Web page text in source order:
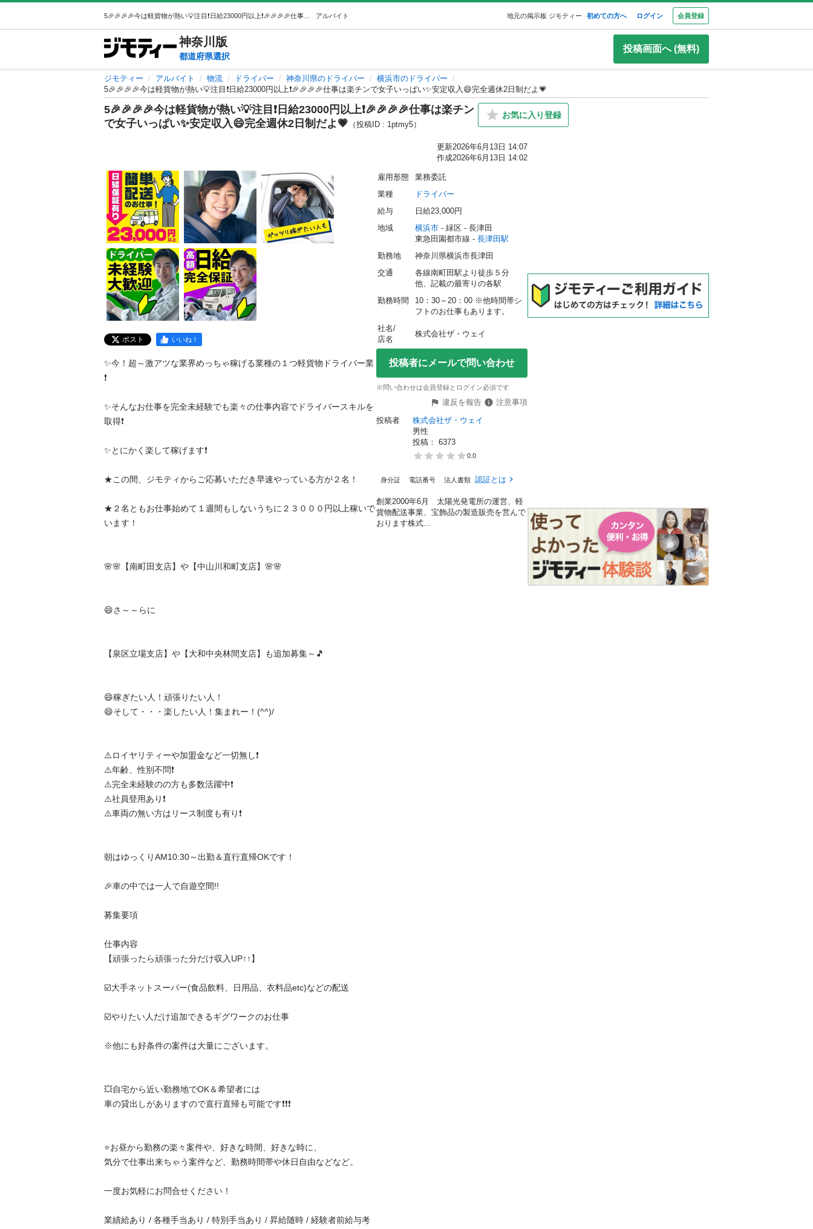
アルバイト 地元の掲示板 ジモティー 初めての方へ ログイン 会員登録
神奈川 版
都道府県選択
投稿画面へ (無料)
ジモティー アルバイト 物流 ドライバー 神奈川県のドライバー
横浜市のドライバー
5🎉🎉🎉🎉今は軽貨物が熱い💡注目❗️日給23000円以上❗️🎉🎉🎉🎉仕事は楽チンで女子いっぱい✨安定収入😄完全週休2日制だよ💗
5🎉🎉🎉🎉今は軽貨物が熱い💡注目❗️日給23000円以上❗️🎉🎉🎉🎉仕事は楽チン
で女子いっぱい✨安定収入😄完全週休2日制だよ💗 （投稿ID : 1ptmy5）
お気に入り登録
更新2026年6月13日 14:07
作成2026年6月13日 14:02
ポスト いいね！
✨今！超～激アツな業界めっちゃ稼げる業種の１つ軽貨物ドライバー業
❗️
✨そんなお仕事を完全未経験でも楽々の仕事内容でドライバースキルを
取得❗️
✨とにかく楽して稼げます❗️
★この間、ジモティからご応募いただき早速やっている方が２名！
★２名ともお仕事始めて１週間もしないうちに２３０００円以上稼いで
います！
🌸🌸【南町田支店】や【中山川和町支店】🌸🌸
😄さ～～らに
【泉区立場支店】や【大和中央林間支店】も追加募集～🎵
😄稼ぎたい人！頑張りたい人！
😄そして・・・楽したい人！集まれー！(^^)/
⚠️ロイヤリティーや加盟金など一切無し❗️
⚠️年齢、性別不問❗️
⚠️完全未経験のの方も多数活躍中❗️
⚠️社員登用あり❗️
⚠️車両の無い方はリース制度も有り❗️
朝はゆっくりAM10:30～出勤＆直行直帰OKです！
🎉車の中では一人で自遊空間!!
募集要項
仕事内容
【頑張ったら頑張った分だけ収入UP↑↑】
☑️大手ネットスーパー(食品飲料、日用品、衣料品etc)などの配送
☑️やりたい人だけ追加できるギグワークのお仕事
※他にも好条件の案件は大量にございます。
💥自宅から近い勤務地でOK＆希望者には
車の貸出しがありますので直行直帰も可能です❗️❗️❗️
⭐️お昼から勤務の楽々案件や、好きな時間、好きな時に、
気分で仕事出来ちゃう案件など、勤務時間帯や休日自由などなど。
一度お気軽にお問合せください！
業績給あり / 各種手当あり / 特別手当あり / 昇給随時 / 経験者前給与考
雇用形態
業務委託
業種
ドライバー
給与
日給23,000円
地域
横浜市 - 緑区 - 長津田
東急田園都市線 - 長津田駅
勤務地
神奈川県横浜市長津田
交通
各線南町田駅より徒歩５分
他、記載の最寄りの各駅
勤務時間
10：30～20：00 ※他時間帯シ
フトのお仕事もあります。
社名/
店名
株式会社ザ・ウェイ
投稿者にメールで問い合わせ
※問い合わせは会員登録とログイン必須です
違反を報告
注意事項
投稿者
株式会社ザ・ウェイ
男性
投稿： 6373
0.0
身分証 電話番号 法人書類 認証とは
創業2000年6月 太陽光発電所の運営、軽
貨物配送事業、宝飾品の製造販売を営んで
おります株式...